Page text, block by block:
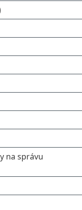
na správu